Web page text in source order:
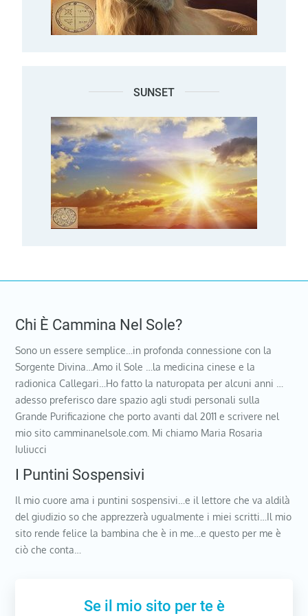
SUNSET
Chi È Cammina Nel Sole?
Sono un essere semplice…in profonda connessione con la
Sorgente Divina…Amo il Sole …la medicina cinese e la
radionica Callegari…Ho fatto la naturopata per alcuni anni …
adesso preferisco dare spazio agli studi personali sulla
Grande Purificazione che porto avanti dal 2011 e scrivere nel
mio sito camminanelsole.com. Mi chiamo Maria Rosaria
Iuliucci
I Puntini Sospensivi
Il mio cuore ama i puntini sospensivi…e il lettore che va aldilà
del giudizio so che apprezzerà ugualmente i miei scritti…Il mio
sito rende felice la bambina che è in me…e questo per me è
ciò che conta…
Se il mio sito per te è